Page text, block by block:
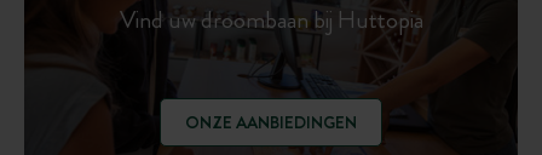
Vind uw droombaan bij Huttopia
ONZE AANBIEDINGEN